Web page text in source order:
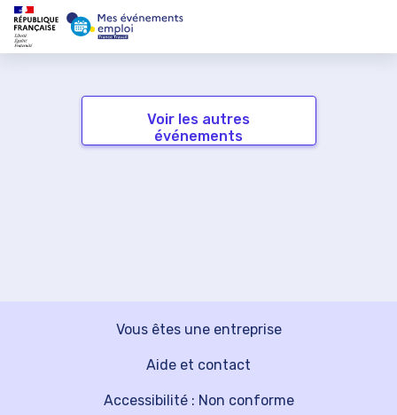
Voir les autres
événements
Vous êtes une entreprise
Aide et contact
Accessibilité : Non conforme